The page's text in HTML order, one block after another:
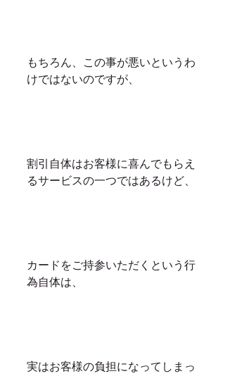
もちろん、この事が悪いというわ
けではないのですが、
割引自体はお客様に喜んでもらえ
るサービスの一つではあるけど、
カードをご持参いただくという行
為自体は、
実はお客様の負担になってしまっ